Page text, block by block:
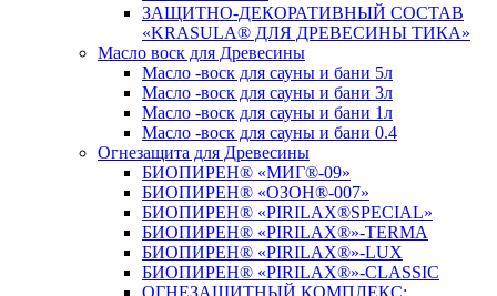
ЗАЩИТНО-ДЕКОРАТИВНЫЙ СОСТАВ
«KRASULA® ДЛЯ ДРЕВЕСИНЫ ТИКА»
Масло воск для Древесины
Масло -воск для сауны и бани 5л
Масло -воск для сауны и бани 3л
Масло -воск для сауны и бани 1л
Масло -воск для сауны и бани 0.4
Огнезащита для Древесины
БИОПИРЕН® «МИГ®-09»
БИОПИРЕН® «ОЗОН®-007»
БИОПИРЕН® «PIRILAX®SPECIAL»
БИОПИРЕН® «PIRILAX®»-TERMA
БИОПИРЕН® «PIRILAX®»-LUX
БИОПИРЕН® «PIRILAX®»-CLASSIC
ОГНЕЗАЩИТНЫЙ КОМПЛЕКС: